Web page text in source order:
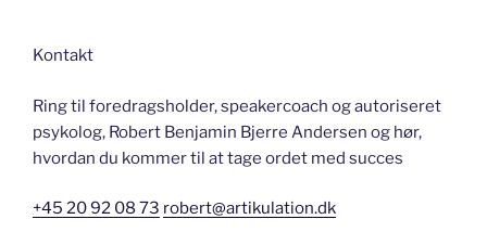
Kontakt
Ring til foredragsholder, speakercoach og autoriseret
psykolog, Robert Benjamin Bjerre Andersen og hør,
hvordan du kommer til at tage ordet med succes
+45 20 92 08 73 robert@artikulation.dk